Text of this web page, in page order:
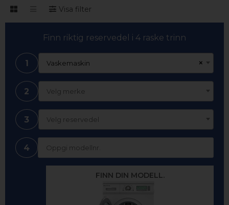
Visa filter
Finn riktig reservedel i 4 raske trinn
1 ×
Vaskemaskin
2 Velg merke
3 Velg reservedel
4
FINN DIN MODELL.